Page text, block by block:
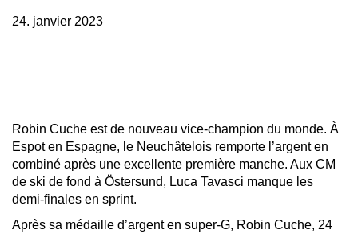
24. janvier 2023
Robin Cuche est de nouveau vice-champion du monde. À
Espot en Espagne, le Neuchâtelois remporte l’argent en
combiné après une excellente première manche. Aux CM
de ski de fond à Östersund, Luca Tavasci manque les
demi-finales en sprint.
Après sa médaille d’argent en super-G, Robin Cuche, 24